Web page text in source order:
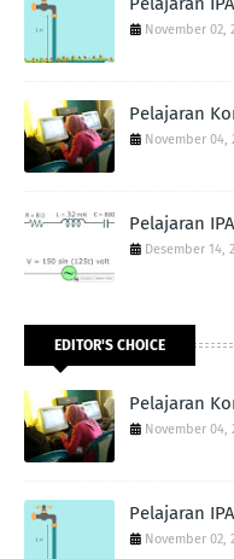
November 02,
Pelajaran
November 04,
Pelajaran
Desember 14,
EDITOR'S CHOICE
Pelajaran
November 04,
Pelajaran
November 02,